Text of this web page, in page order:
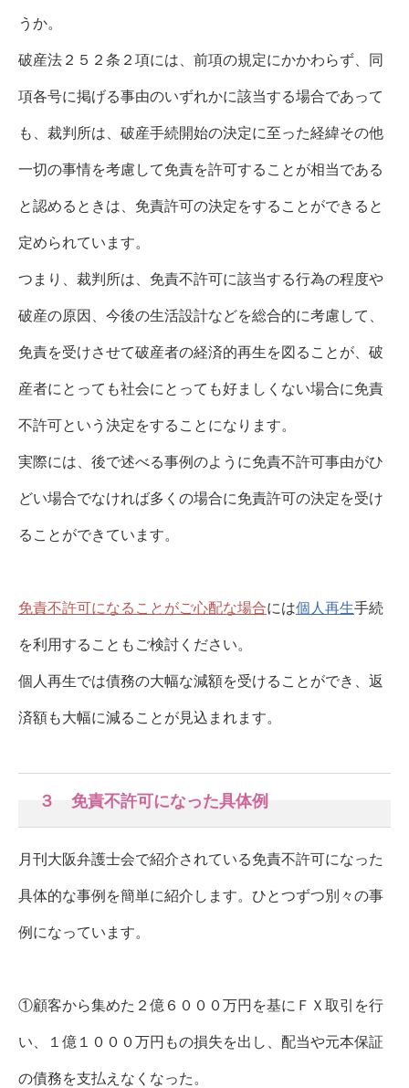
うか。
破産法２５２条２項には、 前項の規定にかかわらず、同
項各号に掲げる事由のいずれかに該当する場合であって
も、裁判所は、破産手続開始の決定に至った経緯その他
一切の事情を考慮して免責を許可することが相当である
と認めるときは、免責許可の決定をすることができると
定められています。
つまり、裁判所は、免責不許可に該当する行為の程度や
破産の原因、今後の生活設計などを総合的に考慮して、
免責を受けさせて破産者の経済的再生を図ることが、破
産者にとっても社会にとっても好ましくない場合に免責
不許可という決定をすることになります。
実際には、後で述べる事例のように免責不許可事由がひ
どい場合でなければ多くの場合に免責許可の決定を受け
ることができています。
免責不許可になることがご心配な場合には個人再生手続
を利用することもご検討ください。
個人再生では債務の大幅な減額を受けることができ、返
済額も大幅に減ることが見込まれます。
３ 免責不許可になった具体例
月刊大阪弁護士会で紹介されている免責不許可になった
具体的な事例を簡単に紹介します。ひとつずつ別々の事
例になっています。
①顧客から集めた２億６０００万円を基にＦＸ取引を行
い、１億１０００万円もの損失を出し、配当や元本保証
の債務を支払えなくなった。